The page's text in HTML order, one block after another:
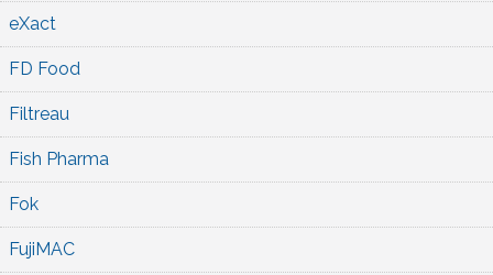
eXact
FD Food
Filtreau
Fish Pharma
Fok
FujiMAC